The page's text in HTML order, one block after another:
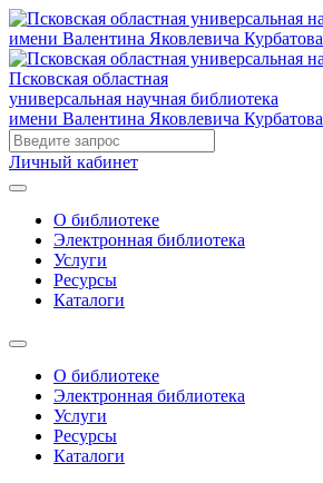
Псковская областная
универсальная научная библиотека
имени Валентина Яковлевича Курбатова
Личный кабинет
О библиотеке
Электронная библиотека
Услуги
Ресурсы
Каталоги
О библиотеке
Электронная библиотека
Услуги
Ресурсы
Каталоги